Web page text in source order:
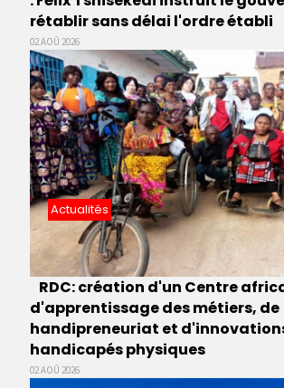
rétablir sans délai l'ordre établi
02 AOÛ 2026
Actualités
RDC: création d'un Centre
d'apprentissage des métiers, de
handipreneuriat et
handicapés physiques
02 AOÛ 2026